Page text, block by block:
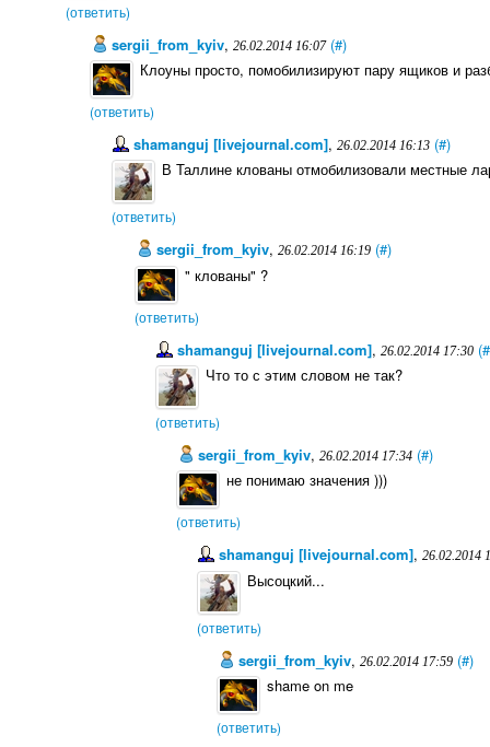
(ответить)
sergii_from_kyiv, 26.02.2014 16:07 (#)
Клоуны просто, помобилизируют пару ящиков и
(ответить)
shamanguj [livejournal.com],26.02.2014 16:13 (#)
В Таллине клованы отмобилизовали местные
(ответить)
sergii_from_kyiv, 26.02.2014 16:19 (#)
" клованы" ?
(ответить)
shamanguj [livejournal.com],26.02.2014 17:30
Что то с этим словом не так?
(ответить)
sergii_from_kyiv,26.02.2014 17:34 (#)
не понимаю значения )))
(ответить)
shamanguj [livejournal.com], 26.02.2014
Высоцкий...
(ответить)
sergii_from_kyiv, 26.02.2014 17:59 (#)
shame on me
(ответить)